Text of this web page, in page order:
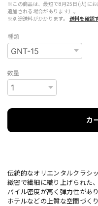
※この商品は、最短で8月25日(火)にお
追加される場合があります）。
※別途送料がかかります。
送料を確認
種類
数量
カ
伝統的なオリエンタルクラシ
緻密で繊細に織り上げられた
パイル密度が高く弾力性があ
ホテルなどの上質な空間づく